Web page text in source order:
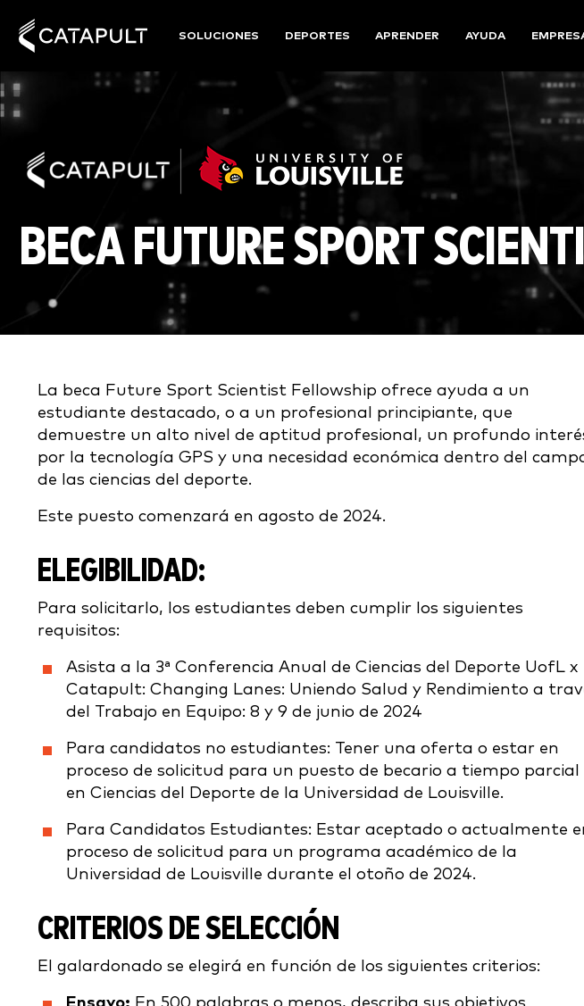
SOLUCIONES DEPORTES APRENDER AYUDA
BECA FUTURE SPORT
La beca Future Sport Scientist Fellowship ofrece ayuda a un
estudiante destacado, o a un profesional principiante, que
demuestre un alto nivel de aptitud profesional, un profundo
por la tecnología GPS y una necesidad económica dentro del
de las ciencias del deporte.
Este puesto comenzará en agosto de 2024.
ELEGIBILIDAD:
Para solicitarlo, los estudiantes deben cumplir los siguientes
requisitos:
Asista a la 3ª Conferencia Anual de Ciencias del Deporte UofL x
Catapult: Changing Lanes: Uniendo Salud y Rendimiento a
del Trabajo en Equipo: 8 y 9 de junio de 2024
Para candidatos no estudiantes: Tener una oferta o estar en
proceso de solicitud para un puesto de becario a tiempo parcial
en Ciencias del Deporte de la Universidad de Louisville.
Para Candidatos Estudiantes: Estar aceptado o actualmente
proceso de solicitud para un programa académico de la
Universidad de Louisville durante el otoño de 2024.
CRITERIOS DE SELECCIÓN
El galardonado se elegirá en función de los siguientes criterios: